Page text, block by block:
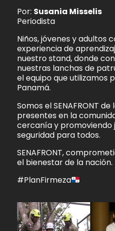
Por: Susania Misselis
Periodista
Niños, jóvenes y adultos
experiencia de
nuestro stand, donde
nuestras lanchas de
el equipo que utilizamos
Panamá.
Somos el SENAFRONT
presentes en la
cercanía y promoviendo
seguridad para todos.
SENAFRONT,
el bienestar de la nación.
#PlanFirmeza